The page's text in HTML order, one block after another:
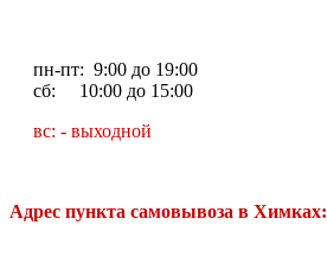
пн-пт: 9:00 до 19:00
сб: 10:00 до 15:00
вс: - выходной
Адрес пункта самовывоза в Химках: